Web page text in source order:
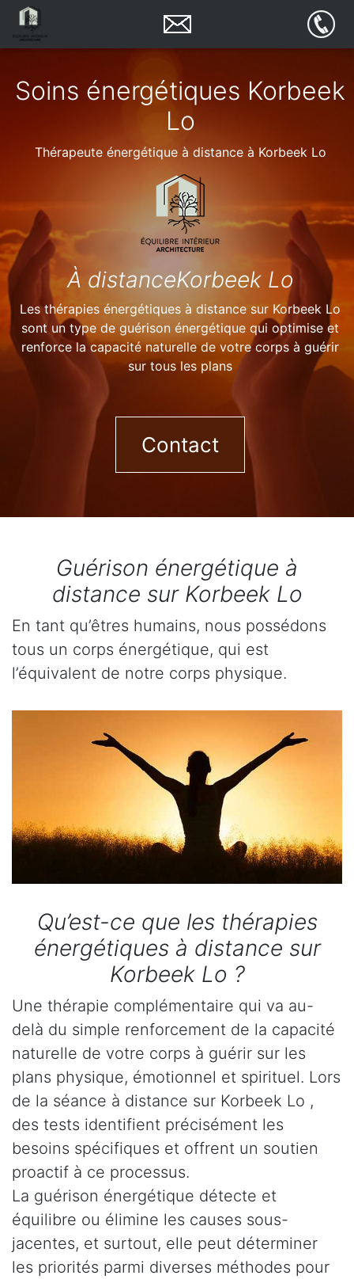
Soins énergétiques Korbeek
Lo
Thérapeute énergétique à distance à Korbeek Lo
À distanceKorbeek Lo
Les thérapies énergétiques à distance sur Korbeek Lo
sont un type de guérison énergétique qui optimise et
renforce la capacité naturelle de votre corps à guérir
sur tous les plans
Contact
Guérison énergétique à
distance sur Korbeek Lo
En tant qu’êtres humains, nous possédons
tous un corps énergétique, qui est
l’équivalent de notre corps physique.
Qu’est-ce que les thérapies
énergétiques à distance sur
Korbeek Lo ?
Une thérapie complémentaire qui va au-
delà du simple renforcement de la capacité
naturelle de votre corps à guérir sur les
plans physique, émotionnel et spirituel. Lors
de la séance à distance sur Korbeek Lo ,
des tests identifient précisément les
besoins spécifiques et offrent un soutien
proactif à ce processus.
La guérison énergétique détecte et
équilibre ou élimine les causes sous-
jacentes, et surtout, elle peut déterminer
les priorités parmi diverses méthodes pour